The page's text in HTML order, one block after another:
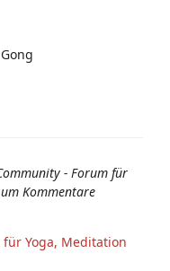
- Forum für
Kommentare
für Yoga, Meditation